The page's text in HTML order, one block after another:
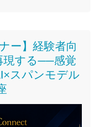
ー】 経験者向
現する──感覚
スパンモデル